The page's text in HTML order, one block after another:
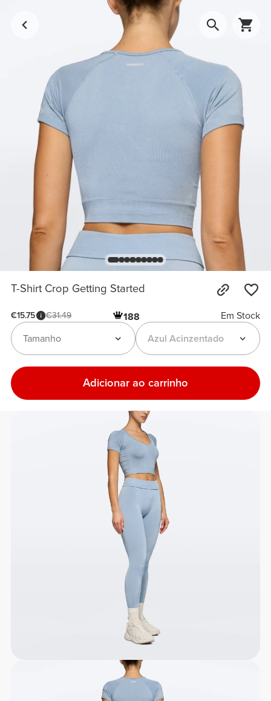
T-Shirt Crop Getting Started
€15.75 €31.49 188
Em Stock
Azul Acinzentado
Tamanho
Adicionar ao carrinho